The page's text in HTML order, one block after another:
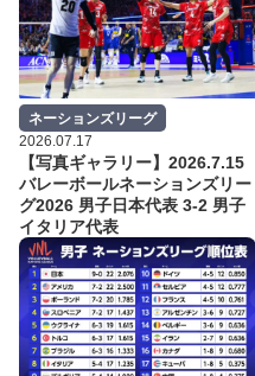
ネーションズリーグ
2026.07.17
【写真ギャラリー】2026.7.15
バレーボールネーションズリー
グ2026 男子日本代表 3-2 男子
イタリア代表